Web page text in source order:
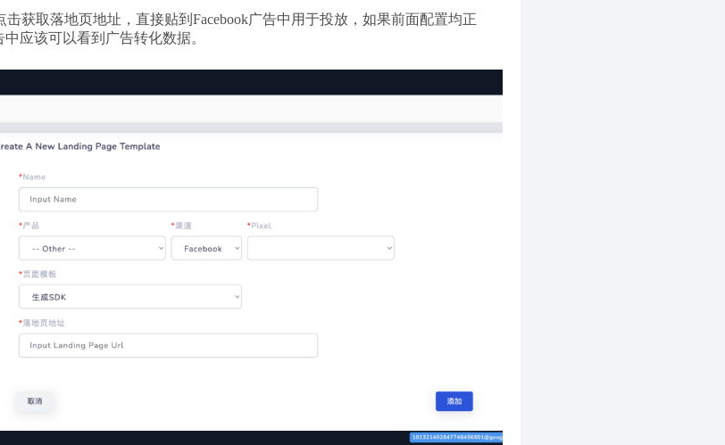
获取落地页地址，直接贴到Facebook广告中用于投放，如果前面配置均正
应该可以看到广告转化数据。